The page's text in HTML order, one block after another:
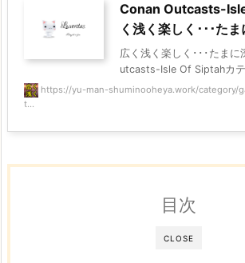
Conan Outcasts-
く浅く楽しく･･･たま
広く浅く楽しく･･･たまに
utcasts-Isle Of Siptahカ
https://yu-man-shuminooheya.work/category/
t...
CLOSE
目次